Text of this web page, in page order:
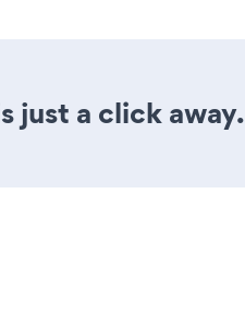
just a click away.